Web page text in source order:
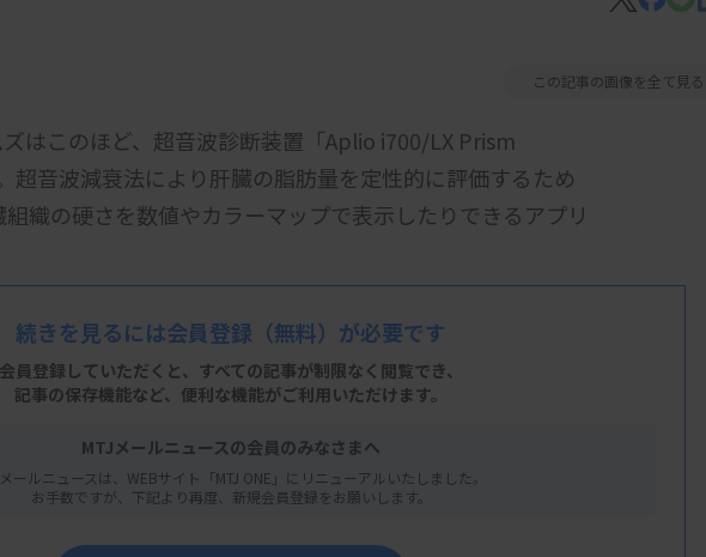
この記事の画像を全て見る
はこのほど、超音波診断装置「Aplio i700/LX Prism
超音波減衰法により肝臓の脂肪量を定性的に評価するため
織の硬さを数値やカラーマップで表示したりできるアプリ
非侵襲的に計測し定性的に評価するための情報提供」と「超
測し、肝臓の脂肪量を定性的に評価するための情報提供」
記載。診療報酬の「D215-3 超音波エラストグラフィー」と
の算定要件を満たしている。
続きを見るには会員登録 （無料）が必要です
会員登録していただくと、すべての記事が制限なく閲覧でき、
記事の保存機能など、便利な機能がご利用いただけます。
MTJメールニュースの会員のみなさまへ
ールニュースは、WEBサイト「MTJ ONE」にリニューアルいたしました。
お手数ですが、下記より再度、新規会員登録をお願いします。